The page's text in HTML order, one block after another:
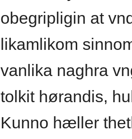
obegripligin at
likamlikom
vanlika naghra
tolkit hørandis,
Kunno hæller